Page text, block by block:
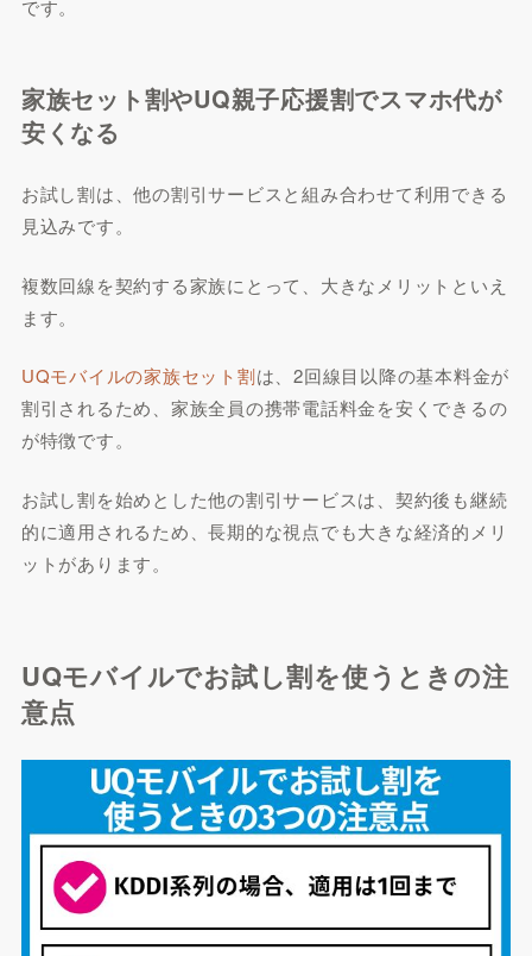
です。
家族セット割やUQ親子応援割でスマホ代が
安くなる
お試し割は、他の割引サービスと組み合わせて利用できる
見込みです。
複数回線を契約する家族にとって、大きなメリットといえ
ます。
UQモバイルの家族セット割は、2回線目以降の基本料金が
割引されるため、家族全員の携帯電話料金を安くできるの
が特徴です。
お試し割を始めとした他の割引サービスは、契約後も継続
的に適用されるため、長期的な視点でも大きな経済的メリ
ットがあります。
UQモバイルでお試し割を使うときの注
意点